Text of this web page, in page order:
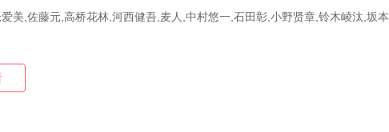
美,佐藤元,高桥花林,河西健吾,麦人,中村悠一,石田彰,小野贤章,铃木崚汰,坂本